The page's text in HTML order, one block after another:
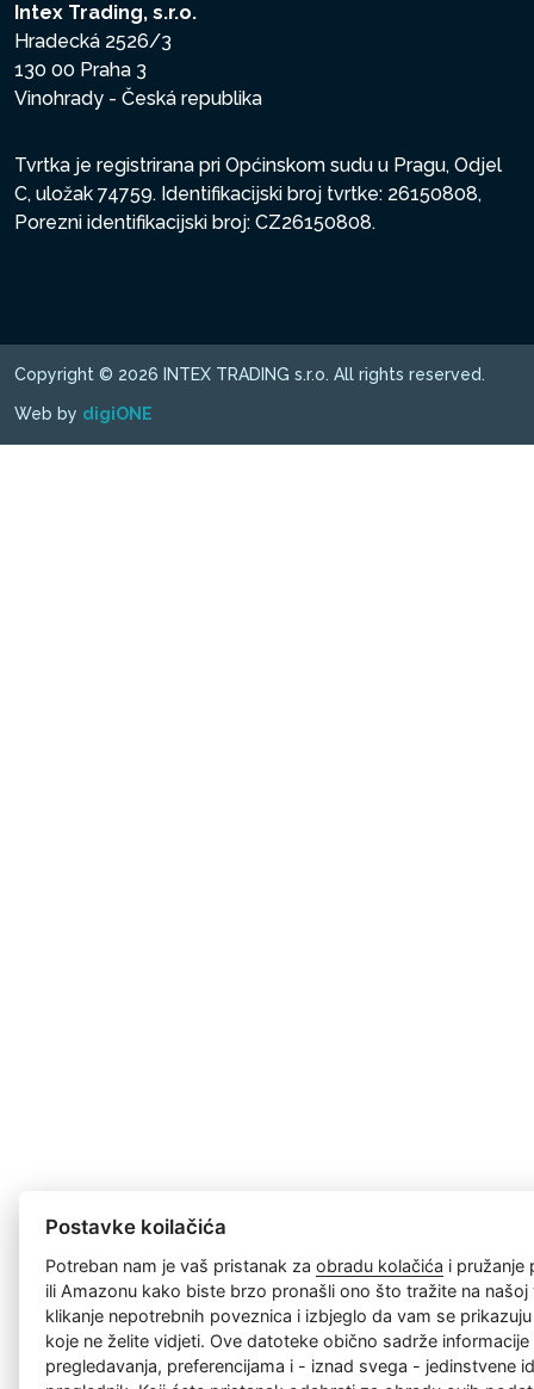
Intex Trading, s.r.o.
Hradecká 2526/3
130 00 Praha 3
Vinohrady - Česká republika
Tvrtka je registrirana pri Općinskom sudu u Pragu, Odjel
C, uložak 74759. Identifikacijski broj tvrtke: 26150808,
Porezni identifikacijski broj: CZ26150808.
Copyright © 2026 INTEX TRADING s.r.o. All rights reserved.
Web by digiONE
Postavke koilačića
Potreban nam je vaš pristanak zaobradu kolačića i pružanje
ili Amazonu kako biste brzo pronašli ono što tražite na
klikanje nepotrebnih poveznica i izbjeglo da vam se
koje ne želite vidjeti. Ove datoteke obično sadrže
pregledavanja, preferencijama i - iznad svega - jedinstvene